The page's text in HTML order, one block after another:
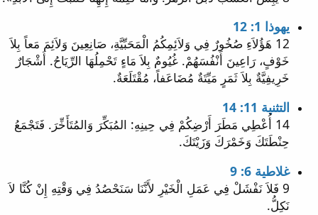
يهوذا 1: 12
12 هَؤُلاَءِ صُخُورٌ فِي وَلاَئِمِكُمُ الْمَحَبِّيَّةِ، صَانِعِينَ وَلاَئِمَ مَعاً بِلاَ
خَوْفٍ، رَاعِينَ أَنْفُسَهُمْ. غُيُومٌ بِلاَ مَاءٍ تَحْمِلُهَا الرِّيَاحُ. أَشْجَارٌ
خَرِيفِيَّةٌ بِلاَ ثَمَرٍ مَيِّتَةٌ مُضَاعَفاً، مُقْتَلَعَةٌ.
التثنية 11: 14
14 أُعْطِي مَطَرَ أَرْضِكُمْ فِي حِينِهِ: المُبَكِّرَ وَالمُتَأَخِّرَ. فَتَجْمَعُ
حِنْطَتَكَ وَخَمْرَكَ وَزَيْتَكَ.
غلاطية 6: 9
9 فَلاَ نَفْشَلْ فِي عَمَلِ الْخَيْرِ لأَنَّنَا سَنَحْصُدُ فِي وَقْتِهِ إِنْ كُنَّا لاَ
نَكِلُّ.